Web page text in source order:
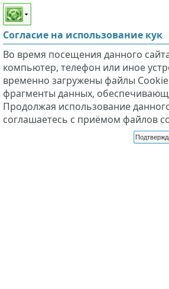
Этот сайт поддерживает
слабовидящих
Согласие на использование кук
Во время посещения данного
компьютер, телефон или иное
временно загружены файлы
фрагменты данных,
Продолжая использование
соглашаетесь с приёмом файлов